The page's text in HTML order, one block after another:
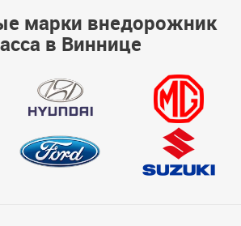
марки внедорожник
в Виннице